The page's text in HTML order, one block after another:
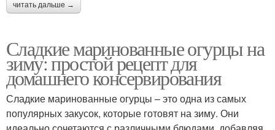
читать дальше →
Сладкие маринованные огурцы на
зиму: простой рецепт для
домашнего консервирования
Сладкие маринованные огурцы – это одна из самых
популярных закусок, которые готовят на зиму. Они